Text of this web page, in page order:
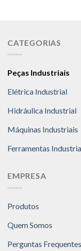
CATEGORIAS
Peças Industriais
Elétrica Industrial
Hidráulica Industrial
Máquinas Industriais
Ferramentas
EMPRESA
Produtos
Quem Somos
Perguntas Frequentes